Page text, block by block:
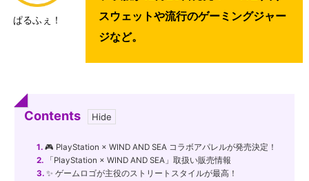
ぱるふぇ！
スウェットや流行のゲーミングジャー
ジなど。
Contents
1. 🎮 PlayStation × WIND AND SEA コラボアパレルが発売決定！
2. 「PlayStation × WIND AND SEA」取扱い販売情報
3. ✨ ゲームロゴが主役のストリートスタイルが最高！